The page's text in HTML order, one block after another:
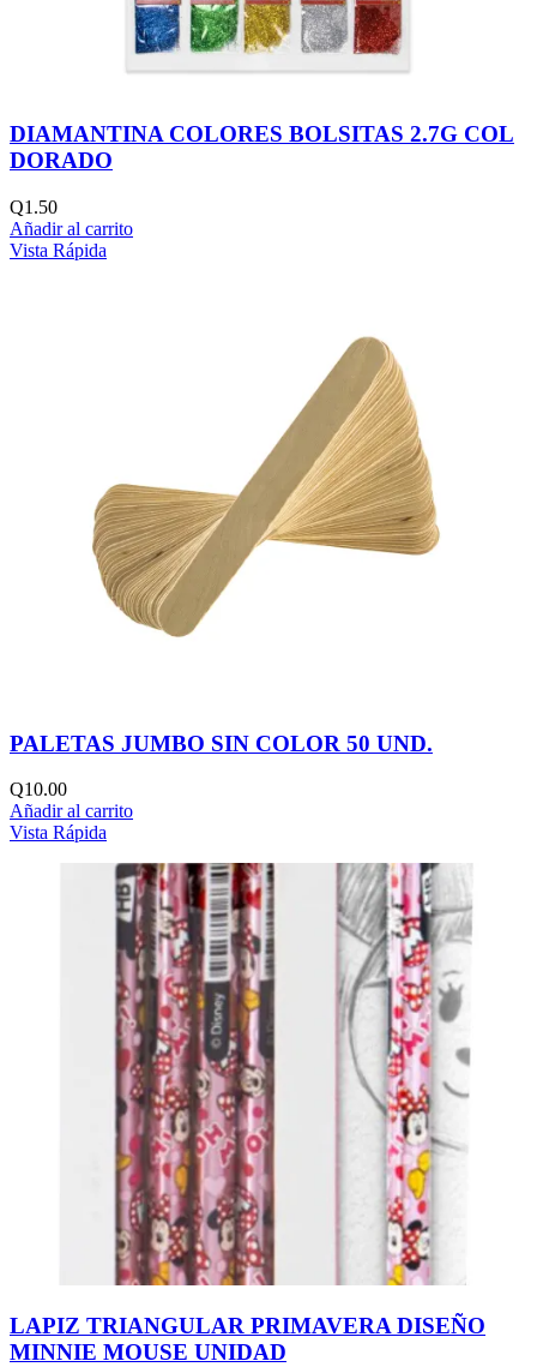
DIAMANTINA COLORES BOLSITAS 2.7G COL
DORADO
Q1.50
Añadir al carrito
Vista Rápida
PALETAS JUMBO SIN COLOR 50 UND.
Q10.00
Añadir al carrito
Vista Rápida
LAPIZ TRIANGULAR PRIMAVERA DISEÑO
MINNIE MOUSE UNIDAD